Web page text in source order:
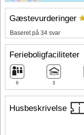
Husbeskrivelse
Gæstevurderinger
Baseret på 34 svar
Ferieboligfaciliteter
6 3